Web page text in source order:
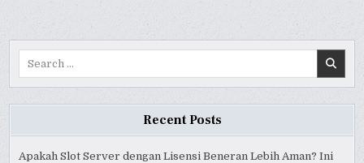
Recent Posts
Apakah Slot Server dengan Lisensi Beneran Lebih Aman? Ini